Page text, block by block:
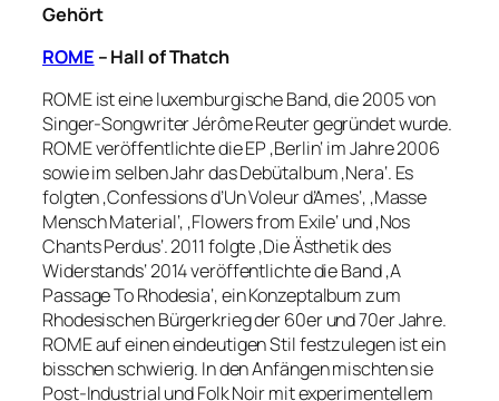
Gehört
ROME – Hall of Thatch
ROME ist eine luxemburgische Band, die 2005 von
Singer-Songwriter Jérôme Reuter gegründet wurde.
ROME veröffentlichte die EP ‚Berlin‘ im Jahre 2006
sowie im selben Jahr das Debütalbum ‚Nera‘. Es
folgten ‚Confessions d’Un Voleur d’Ames‘, ‚Masse
Mensch Material‘, ‚Flowers from Exile‘ und ‚Nos
Chants Perdus‘. 2011 folgte ‚Die Ästhetik des
Widerstands‘ 2014 veröffentlichte die Band ‚A
Passage To Rhodesia‘, ein Konzeptalbum zum
Rhodesischen Bürgerkrieg der 60er und 70er Jahre.
ROME auf einen eindeutigen Stil festzulegen ist ein
bisschen schwierig. In den Anfängen mischten sie
Post-Industrial und Folk Noir mit experimentellem